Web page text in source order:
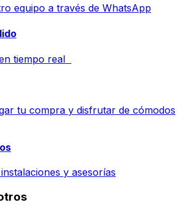
equipo a través de WhatsApp
tiempo real
tu compra y disfrutar de cómodos
y asesorías